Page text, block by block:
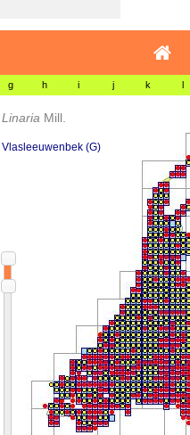
g h i j k l
Linaria Mill.
Vlasleeuwenbek (G)